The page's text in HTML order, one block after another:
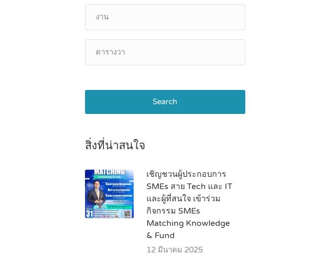
Search
สิ่งที่น่าสนใจ
เชิญชวนผู้ประกอบการ
SMEs สาย Tech และ IT
และผู้ที่สนใจ เข้าร่วม
กิจกรรม SMEs
Matching Knowledge
& Fund
12 มีนาคม 2025